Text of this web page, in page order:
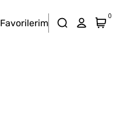
Favorilerim
0